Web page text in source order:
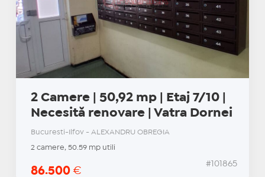
2 Camere | 50,92 mp | Etaj 7/10 |
Necesită renovare | Vatra Dornei
Bucuresti-Ilfov - ALEXANDRU OBREGIA
2 camere, 50.59 mp utili
86.500 €
#101865